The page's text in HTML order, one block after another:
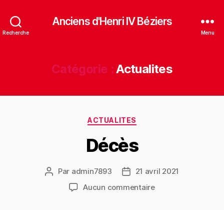
Recherche
Anciens d'Henri IV Béziers
Menu
Catégorie :Actualites
Catégories
ACTUALITES
Décès
Auteur
l’article
Par admin7893
Date21 avril 2021
Aucun commentairesur